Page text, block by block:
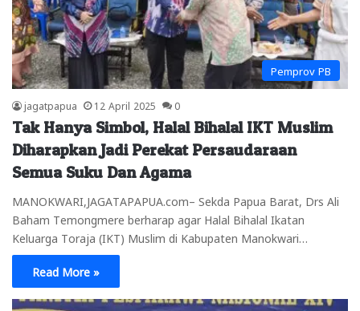
Pemprov PB
jagatpapua 12 April 2025 0
Tak Hanya Simbol, Halal Bihalal IKT Muslim
Diharapkan Jadi Perekat Persaudaraan
Semua Suku Dan Agama
MANOKWARI,JAGATAPAPUA.com– Sekda Papua Barat, Drs Ali
Baham Temongmere berharap agar Halal Bihalal Ikatan
Keluarga Toraja (IKT) Muslim di Kabupaten Manokwari…
Read More »